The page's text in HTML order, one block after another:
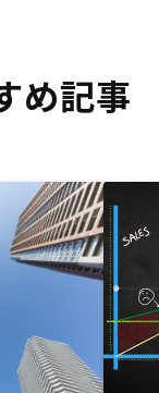
め記事